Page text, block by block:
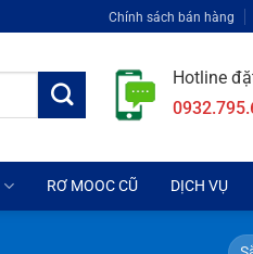
Chính sách bán hàng
Hotline
RƠ MOOC CŨ DỊCH VỤ